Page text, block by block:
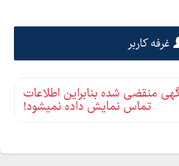
غرفه کاربر
منقضی شده بنابراین اطلاعات
تماس نمایش داده نمیشود!